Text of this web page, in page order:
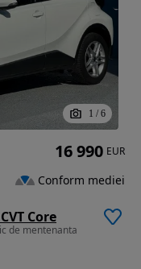
1 / 6
Core
de mentenanta
16 990 EUR
Conform mediei